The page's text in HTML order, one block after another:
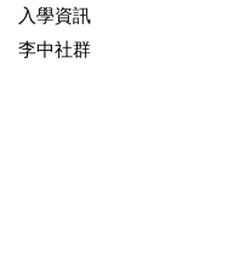
入學資訊
李中社群